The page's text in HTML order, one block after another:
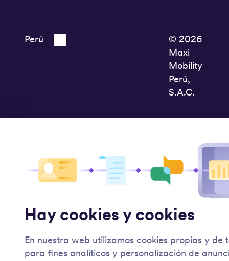
© 2026
Maxi
Mobility
Perú,
S.A.C.
Hay cookies y cookies
En nuestra web utilizamos cookies propias y de
para fines analíticos y personalización de